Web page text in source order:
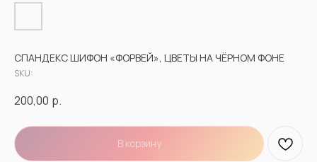
СПАНДЕКС ШИФОН «ФОРВЕЙ», ЦВЕТЫ НА ЧЁРНОМ ФОНЕ
SKU:
200,00 р.
В корзину